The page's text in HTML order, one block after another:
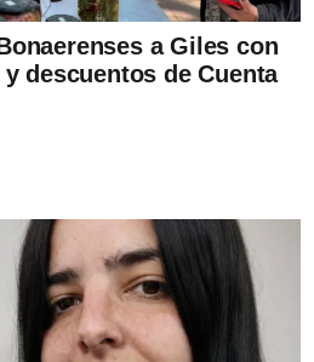
a Giles con
descuentos de Cuenta